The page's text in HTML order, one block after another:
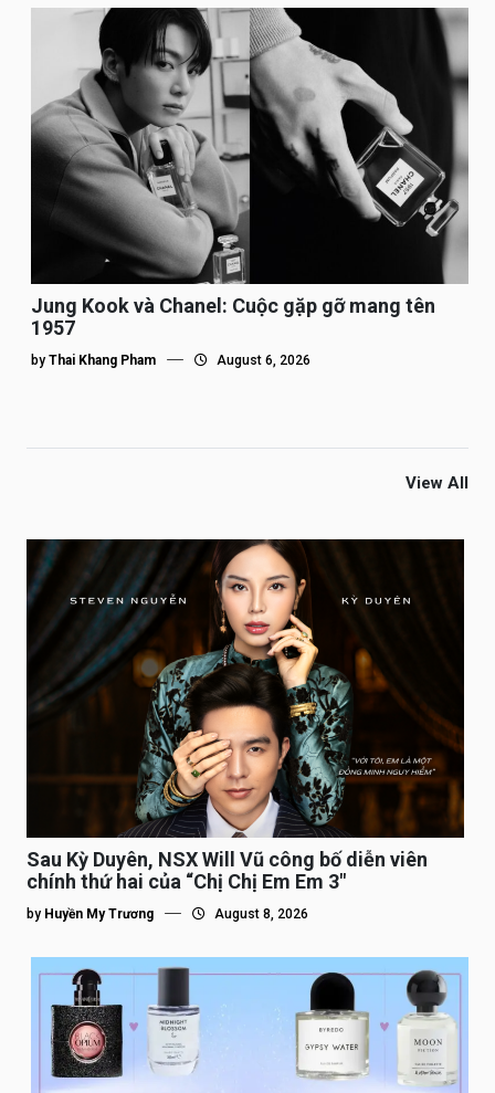
Jung Kook và Chanel: Cuộc gặp gỡ mang tên
1957
by Thai Khang Pham August 6, 2026
View All
Sau Kỳ Duyên, NSX Will Vũ công bố diễn viên
chính thứ hai của “Chị Chị Em Em 3″
by Huyền My Trương August 8, 2026